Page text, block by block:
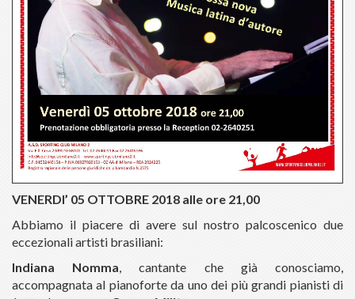
VENERDI’ 05 OTTOBRE 2018 alle ore 21,00
Abbiamo il piacere di avere sul nostro palcoscenico due
eccezionali artisti brasiliani:
Indiana Nomma, cantante che già conosciamo,
accompagnata al pianoforte da uno dei più grandi pianisti di